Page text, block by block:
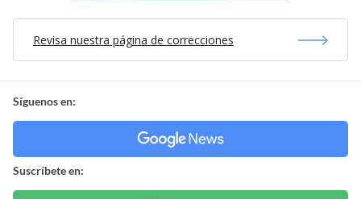
Revisa nuestra página de correcciones
Síguenos en:
Suscríbete en: